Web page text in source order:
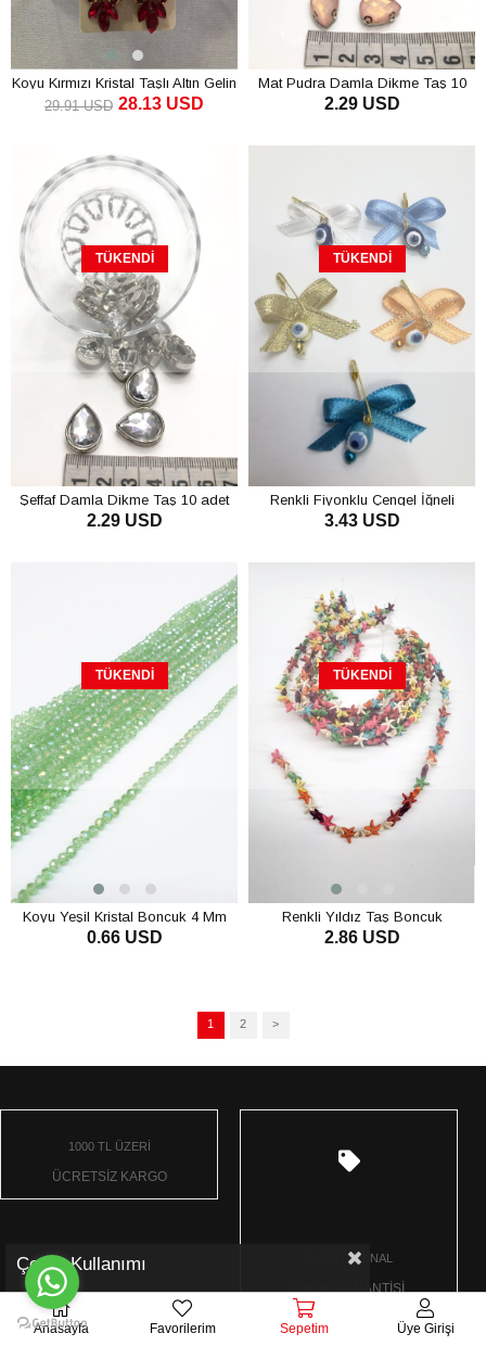
Koyu Kırmızı Kristal Taşlı Altın Gelin
Tacı Kına Tacı ve Küpe Takımı
28.13 USD
29.91 USD
Mat Pudra Damla Dikme Taş 10
adet
2.29 USD
TÜKENDI
Şeffaf Damla Dikme Taş 10 adet
2.29 USD
TÜKENDI
Renkli Fiyonklu Çengel İğneli
Nazar Boncugu
3.43 USD
TÜKENDI
Koyu Yeşil Kristal Boncuk 4 Mm
0.66 USD
TÜKENDI
Renkli Yıldız Taş Boncuk
2.86 USD
1 2 >
1000 TL ÜZERİ
ÜCRETSİZ KARGO
% 100 ORJİNAL
ÜRÜN GARANTİSİ
Çerez Kullanımı
Anasayfa Favorilerim Sepetim Üye Girişi